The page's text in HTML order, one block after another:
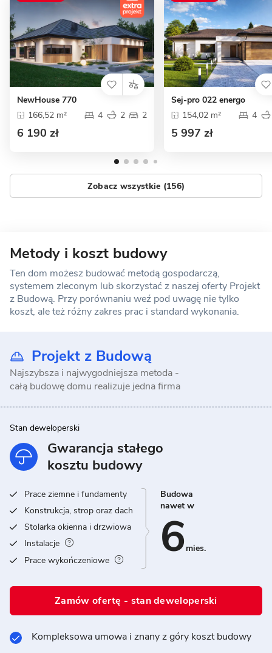
NewHouse 770
166,52 m²
4 2 2
6 190 zł
Sej-pro 022 energo
154,02 m²
4
5 997 zł
Zobacz wszystkie (156)
Metody i koszt budowy
Ten dom możesz budować metodą gospodarczą,
systemem zleconym lub skorzystać z naszej oferty Projekt
z Budową. Przy porównaniu weź pod uwagę nie tylko
koszt, ale też różny zakres prac i standard wykonania.
Projekt z Budową
Najszybsza i najwygodniejsza metoda -
całą budowę domu realizuje jedna firma
Stan deweloperski
Gwarancja stałego
kosztu budowy
Prace ziemne i fundamenty
Konstrukcja, strop oraz dach
Stolarka okienna i drzwiowa
Instalacje
Prace wykończeniowe
Budowa
nawet w
6 mies.
Zamów ofertę - stan deweloperski
Kompleksowa umowa i znany z góry koszt budowy